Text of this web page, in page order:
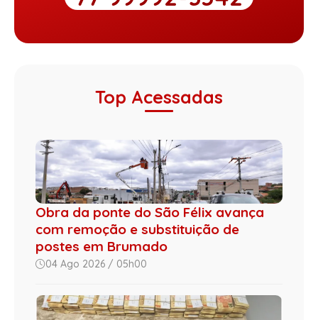
Top Acessadas
Obra da ponte do São Félix avança
com remoção e substituição de
postes em Brumado
04 Ago 2026 / 05h00